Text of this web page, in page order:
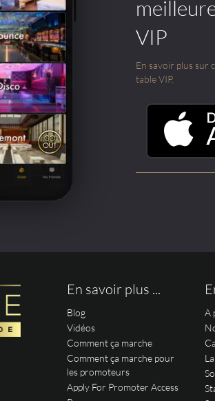
VIP
En savoir plus sur
table VIP.
En savoir plus ...
Blog
Vidéos
Comment ça marche
Comment ça marche pour
les promoteurs
Apply For Promoter Access
A